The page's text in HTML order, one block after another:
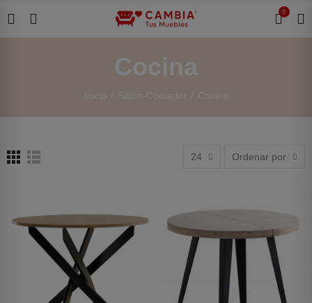
0
Cocina
Inicio Sálon-Comedor Cocina
24 Ordenar por